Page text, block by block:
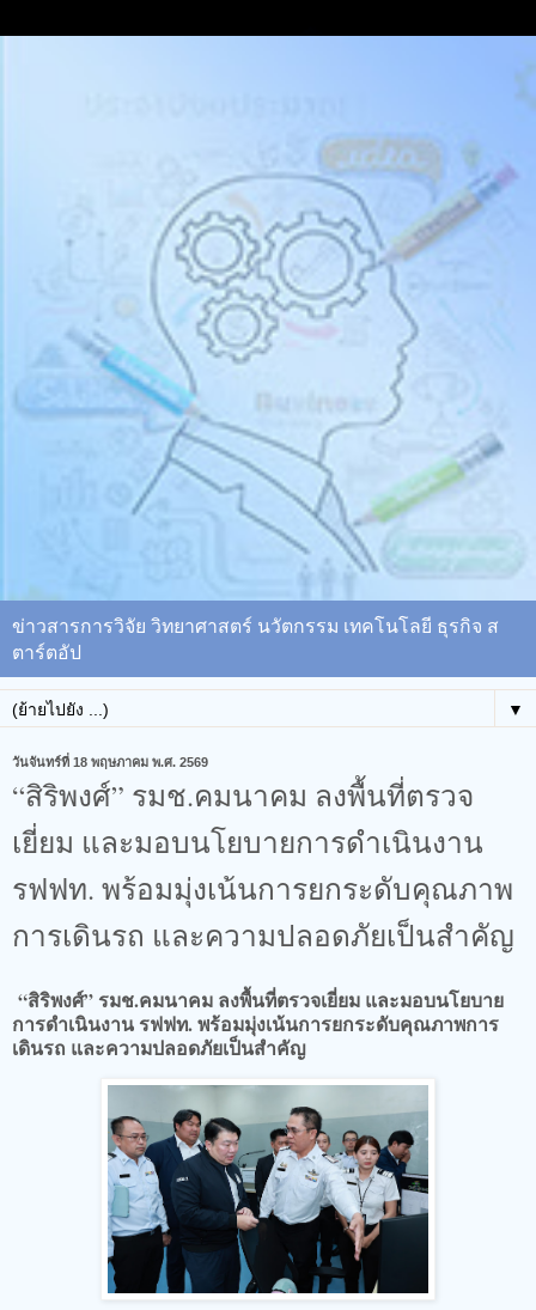
ข่าวสารการวิจัย วิทยาศาสตร์ นวัตกรรม เทคโนโลยี ธุรกิจ ส
ตาร์ตอัป
▼
วันจันทร์ที่ 18 พฤษภาคม พ.ศ. 2569
“สิริพงศ์” รมช.คมนาคม ลงพื้นที่ตรวจ
เยี่ยม และมอบนโยบายการดำเนินงาน
รฟฟท. พร้อมมุ่งเน้นการยกระดับคุณภาพ
การเดินรถ และความปลอดภัยเป็นสำคัญ
“สิริพงศ์” รมช.คมนาคม ลงพื้นที่ตรวจเยี่ยม และมอบนโยบาย
การดำเนินงาน รฟฟท. พร้อมมุ่งเน้นการยกระดับคุณภาพการ
เดินรถ และความปลอดภัยเป็นสำคัญ